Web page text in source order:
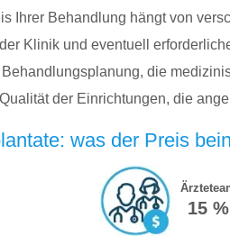
Ihrer Behandlung hängt von
Klinik und eventuell
die
der Einrichtungen, die
was der Preis
15 %